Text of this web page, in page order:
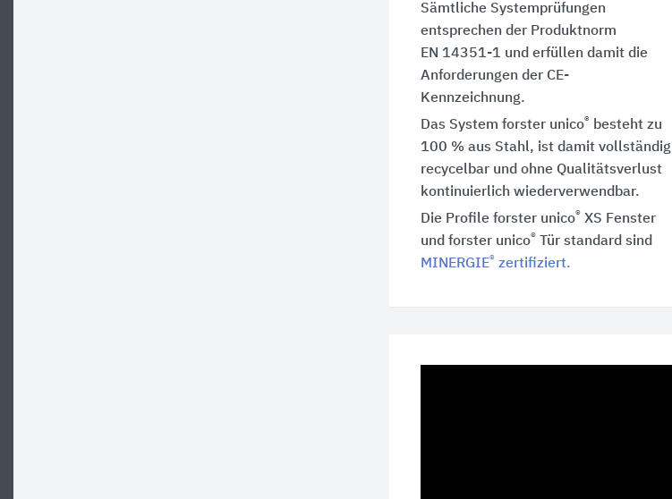
Sämtliche Systemprüfungen
entsprechen der Produktnorm
EN 14351-1 und erfüllen damit die
Anforderungen der CE-
Kennzeichnung.
Das System forster unico® besteht zu
100 %aus Stahl, ist damit vollständig
recycelbar und ohne Qualitätsverlust
kontinuierlich wiederverwendbar.
Die Profile forster unico® XS Fenster
und forster unico®
Tür standard sind
MINERGIE® zertifiziert.